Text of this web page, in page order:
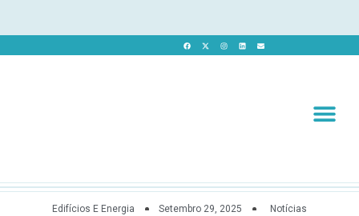
Edifícios E Energia Setembro 29, 2025 Notícias